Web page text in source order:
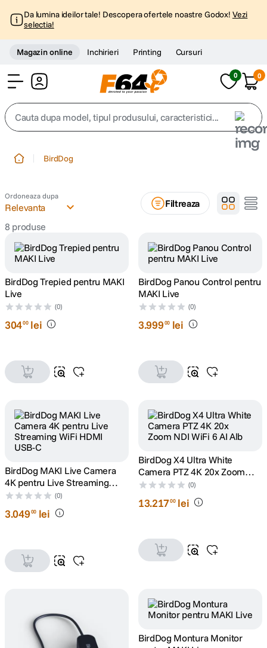
Da lumina ideilor tale! Descopera ofertele noastre Godox! Vezi
selectia!
Magazin online Inchirieri Printing Cursuri
0 0
Cauta dupa model, tipul produsului, caracteristici...
2. trepied
peak design
6. lavaliera
8 card memorie
10. dji osmo
BirdDog
Ordoneaza dupa
Relevanta
Filtreaza
8 produse
BirdDog Trepied pentru MAKI
Live
(0)
30400 lei
BirdDog Panou Control pentru
MAKI Live
(0)
3.99900 lei
BirdDog MAKI Live Camera
4K pentru Live Streaming
WiFi HDMI USB-C
(0)
3.04900 lei
BirdDog X4 Ultra White
Camera PTZ 4K 20x Zoom
NDI WiFi 6 AI Alb
(0)
13.21700 lei
BirdDog Montura Monitor